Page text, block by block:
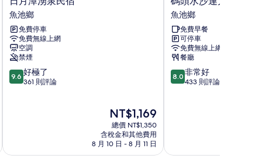
月
潭
湧
泉
民
宿
魚
池
魚池鄉
免費停車
免費無線上網
空調
禁煙
9.6
分，
了，
9.6 好極了
361 則評論
現
在
價
格
為
NT$1,169
總價 NT$1,350
含稅金和其他費用
8 月 10 日 - 8 月 11 日
頭
水
沙
連
大
飯
店
魚
魚池鄉
免費早餐
可停車
免費無線上網
餐廳
8.0
分，
好，
8.0 非常好
433 則評論